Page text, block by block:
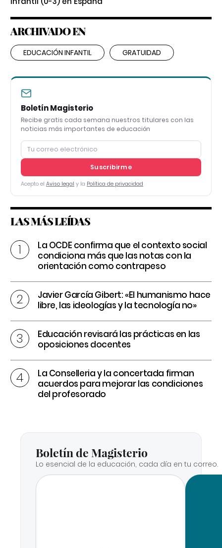
ARCHIVADO EN
EDUCACIÓN INFANTIL GRATUIDAD
Boletín Magisterio
Recibe gratis cada semana nuestros titulares con las
noticias más importantes de educación
Suscribirme
Acepto el Aviso legal y la Política de privacidad
LAS MÁS LEÍDAS
La OCDE confirma que el contexto social
condiciona más que las notas con la
orientación como contrapeso
Javier García Gibert: «El humanismo hace
libre, las ideologías y la tecnología no»
Educación revisará las prácticas en las
oposiciones docentes
La Conselleria y la concertada firman
acuerdos para mejorar las condiciones
del profesorado
Boletín de Magisterio
Lo esencial de la educación, cada día en tu correo.